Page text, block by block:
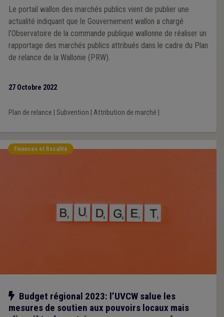
Le portail wallon des marchés publics vient de publier une
actualité indiquant que le Gouvernement wallon a chargé
l’Observatoire de la commande publique wallonne de réaliser un
rapportage des marchés publics attribués dans le cadre du Plan
de relance de la Wallonie (PRW).
27 Octobre 2022
Plan de relance Subvention Attribution de marché
Finances et fiscalité
Notre action
Budget régional 2023: l’UVCW salue les
mesures de soutien aux pouvoirs locaux mais